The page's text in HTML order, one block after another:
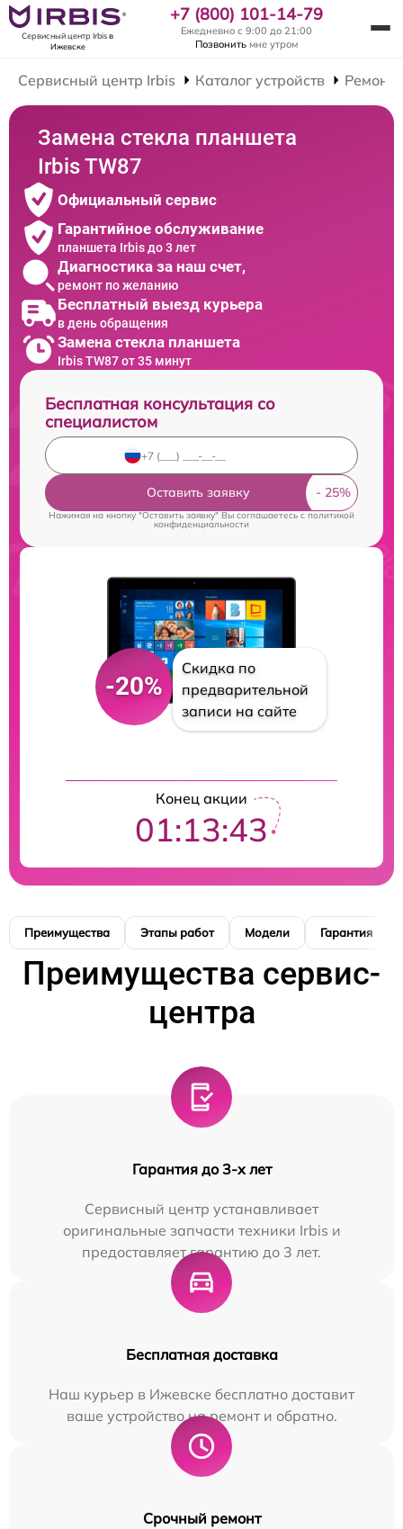
Сервисный центр Irbisв
Ижевске
+7 (800) 101-14-79
Ежедневно с 9:00 до 21:00
Позвонить мне утром
Сервисный центр Irbis Каталог устройств Ремонт
Замена стекла планшета
Irbis TW87
Официальный сервис
Гарантийное обслуживание
планшета Irbis до 3 лет
Диагностика за наш счет,
ремонт по желанию
Бесплатный выезд курьера
в день обращения
Замена стекла планшета
Irbis TW87 от 35 минут
Бесплатная консультация со
специалистом
Оставить заявку
Нажимая на кнопку "Оставить заявку" Вы соглашаетесь c политикой
конфиденциальности
-20%
Скидка по
предварительной
записи на сайте
Конец акции
01:13:42
Преимущества Этапы работ Модели Гарантия
Преимущества сервис-
центра
Гарантия до 3-х лет
Сервисный центр устанавливает
оригинальные запчасти техники Irbis и
предоставляет гарантию до 3 лет.
Бесплатная доставка
Наш курьер в Ижевске бесплатно доставит
ваше устройство на ремонт и обратно.
Срочный ремонт